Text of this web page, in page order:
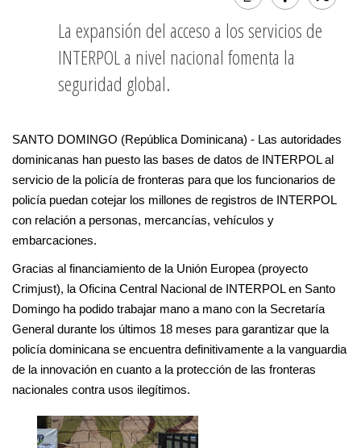
La expansión del acceso a los servicios de
INTERPOL a nivel nacional fomenta la
seguridad global.
SANTO DOMINGO (República Dominicana) - Las autoridades
dominicanas han puesto las bases de datos de INTERPOL al
servicio de la policía de fronteras para que los funcionarios de
policía puedan cotejar los millones de registros de INTERPOL
con relación a personas, mercancías, vehículos y
embarcaciones.
Gracias al financiamiento de la Unión Europea (proyecto
Crimjust), la Oficina Central Nacional de INTERPOL en Santo
Domingo ha podido trabajar mano a mano con la Secretaría
General durante los últimos 18 meses para garantizar que la
policía dominicana se encuentra definitivamente a la vanguardia
de la innovación en cuanto a la protección de las fronteras
nacionales contra usos ilegítimos.